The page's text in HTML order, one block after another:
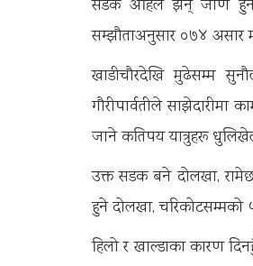
सडक अहिले झन् जीर्ण हुन
सम्झौताअनुसार ०७४ असार
खाडीचौरदेखि मुढेसम्म
गौरीपार्वतीले
जाने कतिपय यात्रुहरू
उक्त सडक बने दोलखा,
हुने दोलखा, चरिकोटसम्मको
हिलो र खाल्डाका कारण